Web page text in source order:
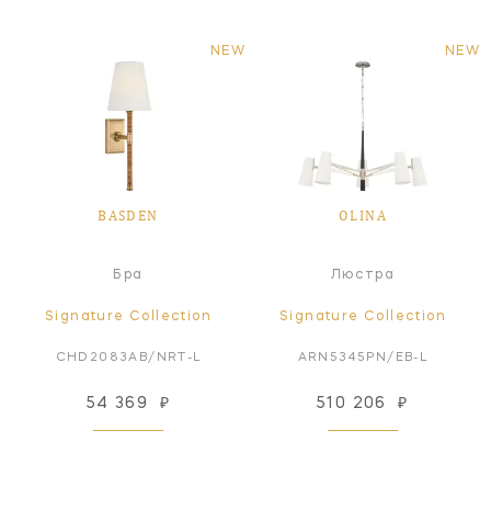
NEW
BASDEN
Бра
Signature Collection
CHD2083AB/NRT-L
54 369 ₽
NEW
OLINA
Люстра
Signature Collection
ARN5345PN/EB-L
510 206 ₽